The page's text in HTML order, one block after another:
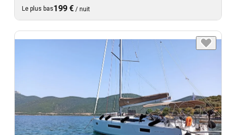
Le plus bas199 € / nuit